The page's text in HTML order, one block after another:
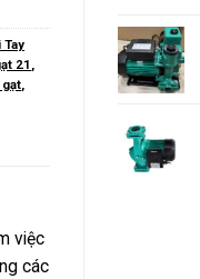
Tay
21 ,
,
việc
các